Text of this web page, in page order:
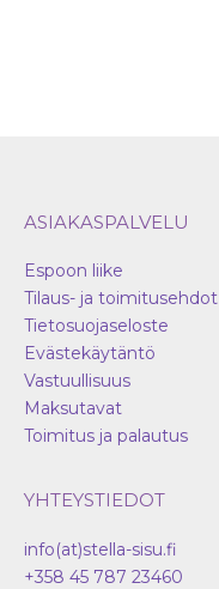
ASIAKASPALVELU
Espoon liike
Tilaus- ja toimitusehdot
Tietosuojaseloste
Evästekäytäntö
Vastuullisuus
Maksutavat
Toimitus ja palautus
YHTEYSTIEDOT
info(at)stella-sisu.fi
+358 45 787 23460